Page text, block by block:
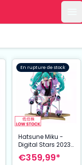
En rupture de stock
Hatsune Miku -
Digital Stars 2023
Ver. - 1/7 Scale
Figurine - 23 cm
€359,99*